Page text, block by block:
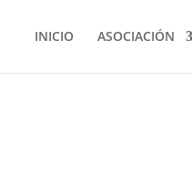
INICIO ASOCIACIÓN